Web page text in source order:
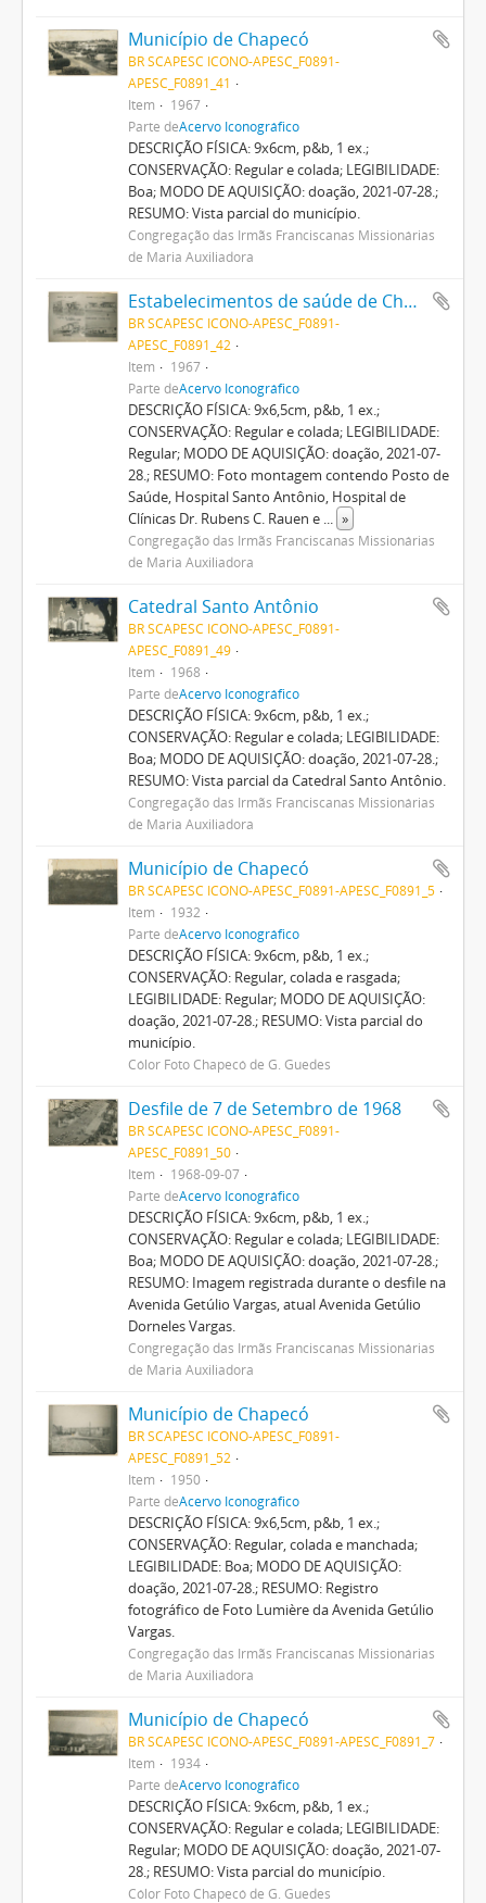
Município de Chapecó
BR SCAPESC ICONO-APESC_F0891-
APESC_F0891_41
Item
1967
Parte deAcervo Iconográfico
DESCRIÇÃO FÍSICA: 9x6cm, p&b, 1 ex.;
CONSERVAÇÃO: Regular e colada; LEGIBILIDADE:
Boa; MODO DE AQUISIÇÃO: doação, 2021-07-28.;
RESUMO: Vista parcial do município.
Congregação das Irmãs Franciscanas Missionárias
de Maria Auxiliadora
Estabelecimentos de saúde de Chapecó
BR SCAPESC ICONO-APESC_F0891-
APESC_F0891_42
Item
1967
Parte deAcervo Iconográfico
DESCRIÇÃO FÍSICA: 9x6,5cm, p&b, 1 ex.;
CONSERVAÇÃO: Regular e colada; LEGIBILIDADE:
Regular; MODO DE AQUISIÇÃO: doação, 2021-07-
28.; RESUMO: Foto montagem contendo Posto de
Saúde, Hospital Santo Antônio, Hospital de
Clínicas Dr. Rubens C. Rauen e ... »
Congregação das Irmãs Franciscanas Missionárias
de Maria Auxiliadora
Catedral Santo Antônio
BR SCAPESC ICONO-APESC_F0891-
APESC_F0891_49
Item
1968
Parte deAcervo Iconográfico
DESCRIÇÃO FÍSICA: 9x6cm, p&b, 1 ex.;
CONSERVAÇÃO: Regular e colada; LEGIBILIDADE:
Boa; MODO DE AQUISIÇÃO: doação, 2021-07-28.;
RESUMO: Vista parcial da Catedral Santo Antônio.
Congregação das Irmãs Franciscanas Missionárias
de Maria Auxiliadora
Município de Chapecó
BR SCAPESC ICONO-APESC_F0891-APESC_F0891_5
Item
1932
Parte deAcervo Iconográfico
DESCRIÇÃO FÍSICA: 9x6cm, p&b, 1 ex.;
CONSERVAÇÃO: Regular, colada e rasgada;
LEGIBILIDADE: Regular; MODO DE AQUISIÇÃO:
doação, 2021-07-28.; RESUMO: Vista parcial do
município.
Cólor Foto Chapecó de G. Guedes
Desfile de 7 de Setembro de 1968
BR SCAPESC ICONO-APESC_F0891-
APESC_F0891_50
Item
1968-09-07
Parte deAcervo Iconográfico
DESCRIÇÃO FÍSICA: 9x6cm, p&b, 1 ex.;
CONSERVAÇÃO: Regular e colada; LEGIBILIDADE:
Boa; MODO DE AQUISIÇÃO: doação, 2021-07-28.;
RESUMO: Imagem registrada durante o desfile na
Avenida Getúlio Vargas, atual Avenida Getúlio
Dorneles Vargas.
Congregação das Irmãs Franciscanas Missionárias
de Maria Auxiliadora
Município de Chapecó
BR SCAPESC ICONO-APESC_F0891-
APESC_F0891_52
Item
1950
Parte deAcervo Iconográfico
DESCRIÇÃO FÍSICA: 9x6,5cm, p&b, 1 ex.;
CONSERVAÇÃO: Regular, colada e manchada;
LEGIBILIDADE: Boa; MODO DE AQUISIÇÃO:
doação, 2021-07-28.; RESUMO: Registro
fotográfico de Foto Lumière da Avenida Getúlio
Vargas.
Congregação das Irmãs Franciscanas Missionárias
de Maria Auxiliadora
Município de Chapecó
BR SCAPESC ICONO-APESC_F0891-APESC_F0891_7
Item
1934
Parte deAcervo Iconográfico
DESCRIÇÃO FÍSICA: 9x6cm, p&b, 1 ex.;
CONSERVAÇÃO: Regular e colada; LEGIBILIDADE:
Regular; MODO DE AQUISIÇÃO: doação, 2021-07-
28.; RESUMO: Vista parcial do município.
Cólor Foto Chapecó de G. Guedes